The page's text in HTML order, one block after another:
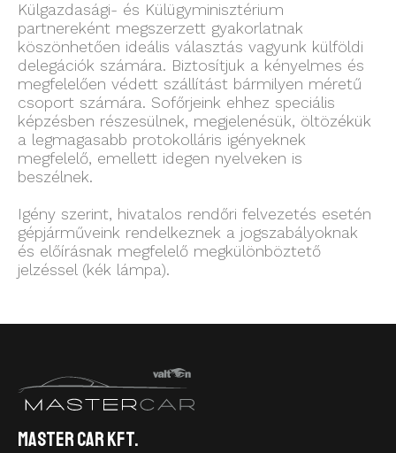
Külgazdasági- és Külügyminisztérium
partnereként megszerzett gyakorlatnak
köszönhetően ideális választás vagyunk külföldi
delegációk számára. Biztosítjuk a kényelmes és
megfelelően védett szállítást bármilyen méretű
csoport számára. Sofőrjeink ehhez speciális
képzésben részesülnek, megjelenésük, öltözékük
a legmagasabb protokolláris igényeknek
megfelelő, emellett idegen nyelveken is
beszélnek.
Igény szerint, hivatalos rendőri felvezetés esetén
gépjárműveink rendelkeznek a jogszabályoknak
és előírásnak megfelelő megkülönböztető
jelzéssel (kék lámpa).
Master Car Kft.